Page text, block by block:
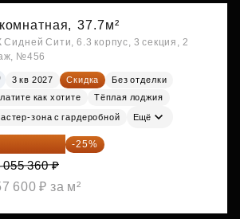
37.7м²
Сити, 6.3 корпус, 3 секция, 2
№456
3 кв 2027 Скидка
Без отделки
как хотите
Тёплая лоджия
зона с гардеробной Ещё
791 520 ₽ -25%
055 360 ₽
600 ₽ за м²